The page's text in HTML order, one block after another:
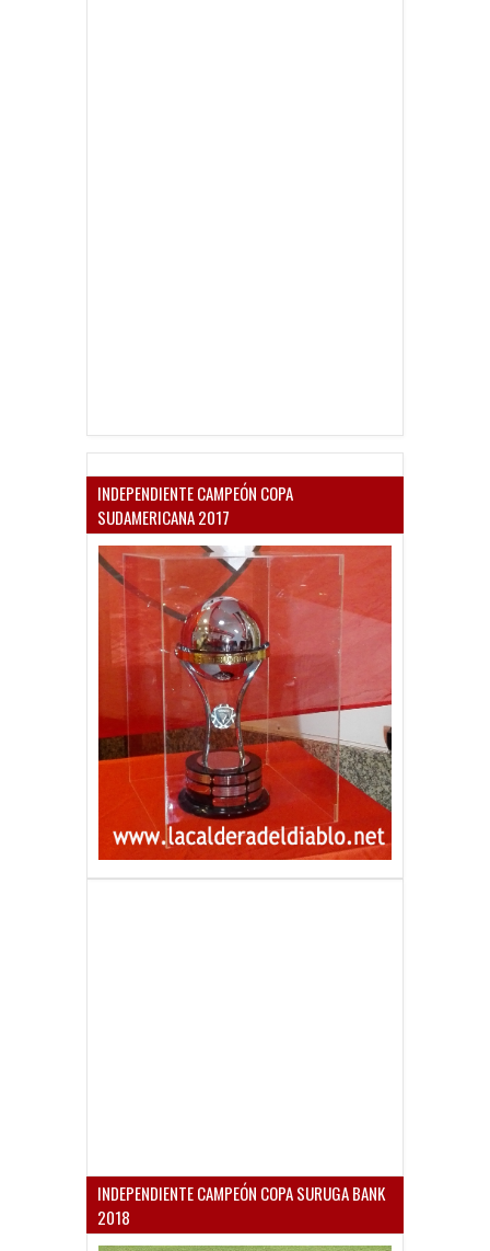
INDEPENDIENTE CAMPEÓN COPA
SUDAMERICANA 2017
INDEPENDIENTE CAMPEÓN COPA SURUGA BANK
2018